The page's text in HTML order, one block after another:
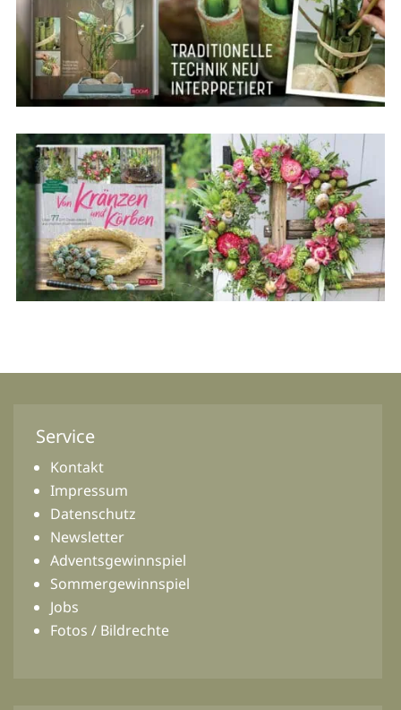
Service
Kontakt
Impressum
Datenschutz
Newsletter
Adventsgewinnspiel
Sommergewinnspiel
Jobs
Fotos / Bildrechte